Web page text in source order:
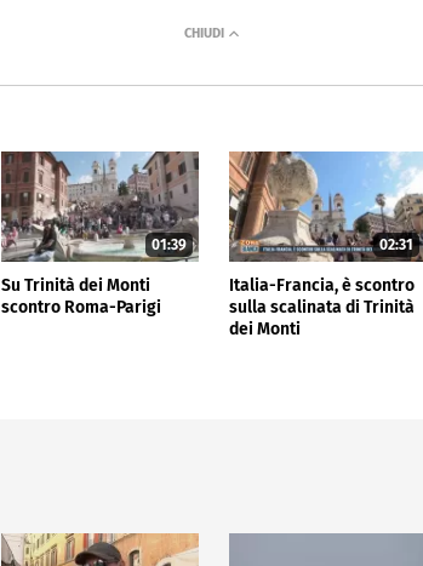
01:39
Su Trinità dei Monti
scontro Roma-Parigi
02:31
Italia-Francia, è scontro
sulla scalinata di Trinità
dei Monti